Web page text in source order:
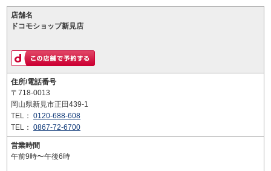
店舗名
ドコモショップ新見店
住所/電話番号
〒718-0013
岡山県新見市正田439-1
TEL： 0120-688-608
TEL： 0867-72-6700
営業時間
午前9時〜午後6時